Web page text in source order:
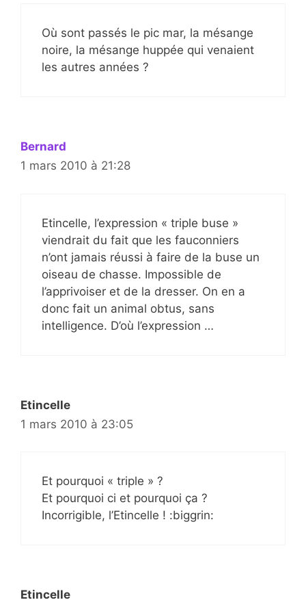
Où sont passés le pic mar, la mésange
noire, la mésange huppée qui venaient
les autres années ?
Bernard
1 mars 2010 à 21:28
Etincelle, l’expression « triple buse »
viendrait du fait que les fauconniers
n’ont jamais réussi à faire de la buse un
oiseau de chasse. Impossible de
l’apprivoiser et de la dresser. On en a
donc fait un animal obtus, sans
intelligence. D’où l’expression …
Etincelle
1 mars 2010 à 23:05
Et pourquoi « triple » ?
Et pourquoi ci et pourquoi ça ?
Incorrigible, l’Etincelle ! :biggrin:
Etincelle